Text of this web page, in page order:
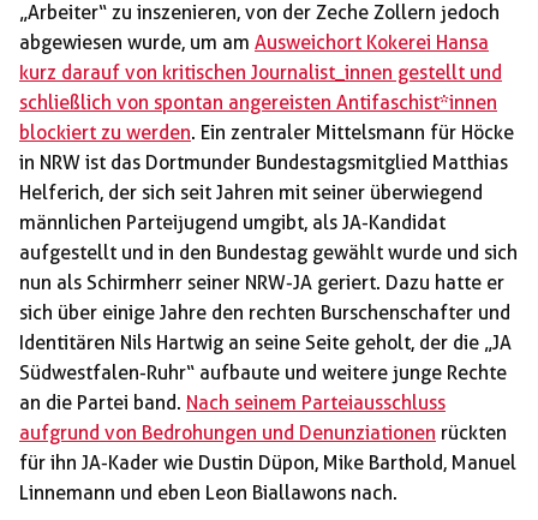
„Arbeiter“ zu inszenieren, von der Zeche Zollern jedoch
abgewiesen wurde, um am Ausweichort Kokerei Hansa
kurz darauf von kritischen Journalist_innen gestellt und
schließlich von spontan angereisten Antifaschist*innen
blockiert zu werden. Ein zentraler Mittelsmann für Höcke
in NRW ist das Dortmunder Bundestagsmitglied Matthias
Helferich, der sich seit Jahren mit seiner überwiegend
männlichen Parteijugend umgibt, als JA-Kandidat
aufgestellt und in den Bundestag gewählt wurde und sich
nun als Schirmherr seiner NRW-JA geriert. Dazu hatte er
sich über einige Jahre den rechten Burschenschafter und
Identitären Nils Hartwig an seine Seite geholt, der die „JA
Südwestfalen-Ruhr“ aufbaute und weitere junge Rechte
an die Partei band. Nach seinem Parteiausschluss
aufgrund von Bedrohungen und Denunziationen rückten
für ihn JA-Kader wie Dustin Düpon, Mike Barthold, Manuel
Linnemann und eben Leon Biallawons nach.